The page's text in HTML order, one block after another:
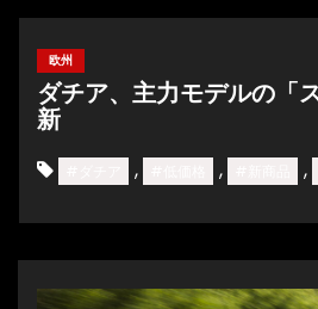
欧州
ダチア、主力モデルの「
新
, , ,